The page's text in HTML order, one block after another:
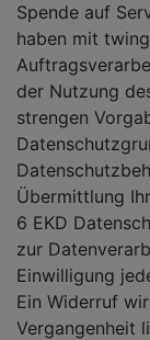
Spende auf
haben mit
der Nutzung
strengen
Übermittlung
6 EKD
zur
Einwilligung
Ein Widerruf
Vergangenheit